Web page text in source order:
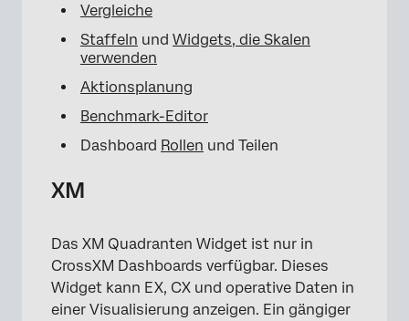
Vergleiche
Staffeln und Widgets, die Skalen
verwenden
Aktionsplanung
Benchmark-Editor
Dashboard Rollen und Teilen
XM
Das XM Quadranten Widget ist nur in
CrossXM Dashboards verfügbar. Dieses
Widget kann EX, CX und operative Daten in
einer Visualisierung anzeigen. Ein gängiger